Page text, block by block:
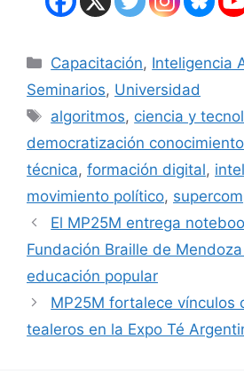
Capacitación, Inteligencia
Seminarios, Universidad
algoritmos, ciencia y
democratización conocimiento
técnica, formación digital,
movimiento político,
El MP25M entrega
Fundación Braille de
educación popular
MP25M fortalece vínculos
tealeros en la Expo Té